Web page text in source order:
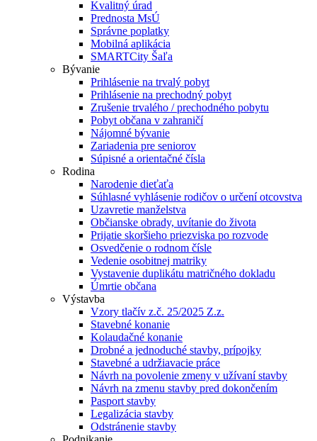
Kvalitný úrad
Prednosta MsÚ
Správne poplatky
Mobilná aplikácia
SMARTCity Šaľa
Bývanie
Prihlásenie na trvalý pobyt
Prihlásenie na prechodný pobyt
Zrušenie trvalého / prechodného pobytu
Pobyt občana v zahraničí
Nájomné bývanie
Zariadenia pre seniorov
Súpisné a orientačné čísla
Rodina
Narodenie dieťaťa
Súhlasné vyhlásenie rodičov o určení otcovstva
Uzavretie manželstva
Občianske obrady, uvítanie do života
Prijatie skoršieho priezviska po rozvode
Osvedčenie o rodnom čísle
Vedenie osobitnej matriky
Vystavenie duplikátu matričného dokladu
Úmrtie občana
Výstavba
Vzory tlačív z.č. 25/2025 Z.z.
Stavebné konanie
Kolaudačné konanie
Drobné a jednoduché stavby, prípojky
Stavebné a udržiavacie práce
Návrh na povolenie zmeny v užívaní stavby
Návrh na zmenu stavby pred dokončením
Pasport stavby
Legalizácia stavby
Odstránenie stavby